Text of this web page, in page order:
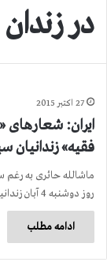
در
27 اکتبر 2015
ایران: شعارهای
فقیه»
ماشالله حائری به رغم
روز دوشنبه 4 آبان زندانیان…
ادامه مطلب